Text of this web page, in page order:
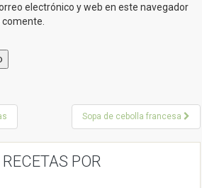
electrónico y web en este navegador
Sopa de cebolla francesa
POR